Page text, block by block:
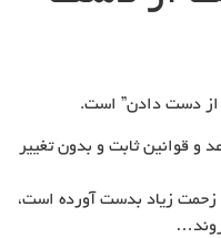
از دست دادن” است.
و قوانین ثابت و بدون تغییر
زحمت زیاد بدست آورده است،